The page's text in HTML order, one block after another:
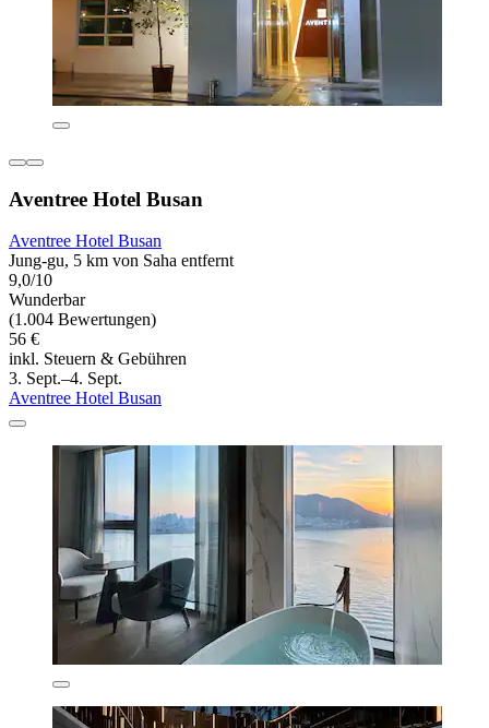
Aventree Hotel Busan
Aventree Hotel Busan
Jung-gu, 5 km von Saha entfernt
9,0/10
Wunderbar
(1.004 Bewertungen)
56 €
inkl. Steuern & Gebühren
3. Sept.–4. Sept.
Aventree Hotel Busan